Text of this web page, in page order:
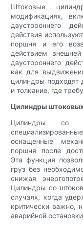
Штоковые
модификациях,
двустороннего
действия
поршня и его
действием
двустороннего
как для
цилиндры подходят
и толкание, где
Цилиндры
Цилиндры со
оснащенные
поршня после
Эта функция
груз без
снижая
Цилиндры со
случаях, когда
критически важно,
аварийной